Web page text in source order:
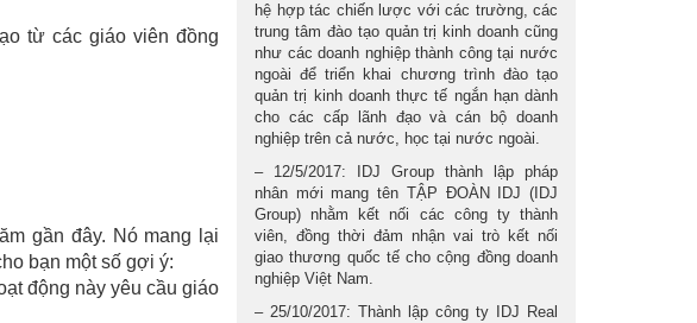
từ các giáo viên đồng
gần đây. Nó mang lại
bạn một số gợi ý:
động này yêu cầu giáo
hệ hợp tác chiến lược với các trường, các
trung tâm đào tạo quản trị kinh doanh cũng
như các doanh nghiệp thành công tại nước
ngoài để triển khai chương trình đào tạo
quản trị kinh doanh thực tế ngắn hạn dành
cho các cấp lãnh đạo và cán bộ doanh
nghiệp trên cả nước, học tại nước ngoài.
– 12/5/2017: IDJ Group thành lập pháp
nhân mới mang tên TẬP ĐOÀN IDJ (IDJ
Group) nhằm kết nối các công ty thành
viên, đồng thời đảm nhận vai trò kết nối
giao thương quốc tế cho cộng đồng doanh
nghiệp Việt Nam.
– 25/10/2017: Thành lập công ty IDJ Real